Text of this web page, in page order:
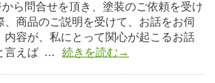
ら問合せを頂き、塗装のご依頼を受け
、商品のご説明を受けて、お話をお伺
内容が、私にとって関心が起こるお話
言えば …
続きを読む→